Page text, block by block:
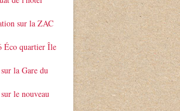
sur la ZAC
Éco quartier Île
la Gare du
le nouveau